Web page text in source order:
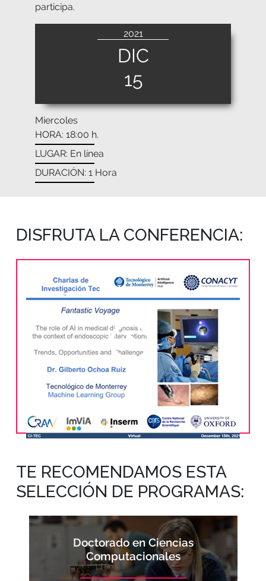
participa.
2021
DIC
15
Miercoles
HORA: 18:00 h.
LUGAR: En línea
DURACIÓN: 1 Hora
DISFRUTA LA CONFERENCIA:
TE RECOMENDAMOS ESTA
SELECCIÓN DE PROGRAMAS:
Doctorado en Ciencias
Computacionales